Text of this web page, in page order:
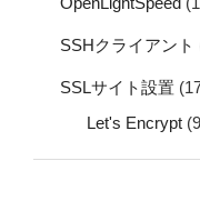
SSHクライアント
SSLサイト設置
Let's Encrypt